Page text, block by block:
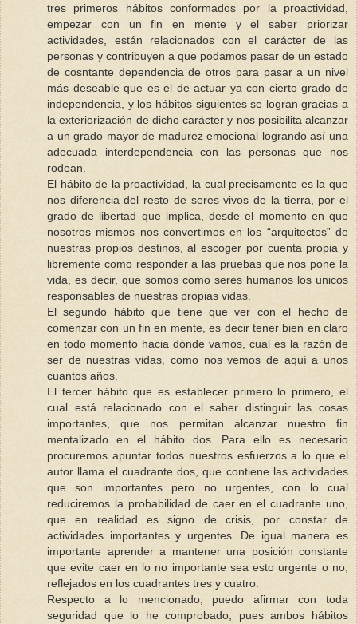
tres primeros hábitos conformados por la proactividad,
empezar con un fin en mente y el saber priorizar
actividades, están relacionados con el carácter de las
personas y contribuyen a que podamos pasar de un estado
de cosntante dependencia de otros para pasar a un nivel
más deseable que es el de actuar ya con cierto grado de
independencia, y los hábitos siguientes se logran gracias a
la exteriorización de dicho carácter y nos posibilita alcanzar
a un grado mayor de madurez emocional logrando así una
adecuada interdependencia con las personas que nos
rodean.
El hábito de la proactividad, la cual precisamente es la que
nos diferencia del resto de seres vivos de la tierra, por el
grado de libertad que implica, desde el momento en que
nosotros mismos nos convertimos en los “arquitectos” de
nuestras propios destinos, al escoger por cuenta propia y
libremente como responder a las pruebas que nos pone la
vida, es decir, que somos como seres humanos los unicos
responsables de nuestras propias vidas.
El segundo hábito que tiene que ver con el hecho de
comenzar con un fin en mente, es decir tener bien en claro
en todo momento hacia dónde vamos, cual es la razón de
ser de nuestras vidas, como nos vemos de aquí a unos
cuantos años.
El tercer hábito que es establecer primero lo primero, el
cual está relacionado con el saber distinguir las cosas
importantes, que nos permitan alcanzar nuestro fin
mentalizado en el hábito dos. Para ello es necesario
procuremos apuntar todos nuestros esfuerzos a lo que el
autor llama el cuadrante dos, que contiene las actividades
que son importantes pero no urgentes, con lo cual
reduciremos la probabilidad de caer en el cuadrante uno,
que en realidad es signo de crisis, por constar de
actividades importantes y urgentes. De igual manera es
importante aprender a mantener una posición constante
que evite caer en lo no importante sea esto urgente o no,
reflejados en los cuadrantes tres y cuatro.
Respecto a lo mencionado, puedo afirmar con toda
seguridad que lo he comprobado, pues ambos hábitos